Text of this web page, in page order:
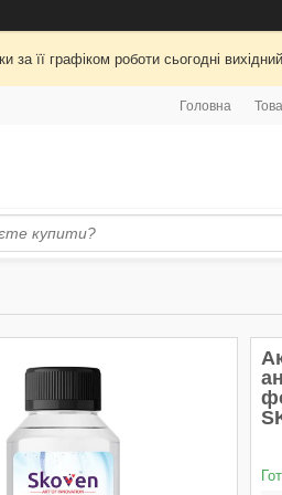
її графіком роботи сьогодні
Головна